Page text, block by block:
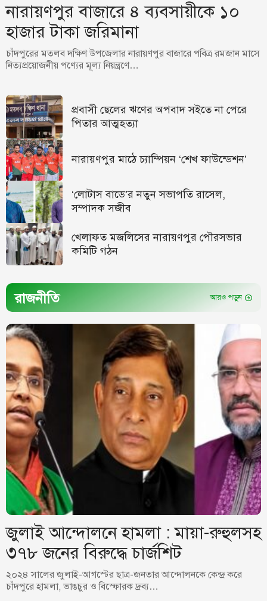
নারায়ণপুর বাজারে ৪ ব্যবসায়ীকে ১০
হাজার টাকা জরিমানা
চাঁদপুরের মতলব দক্ষিণ উপজেলার নারায়ণপুর বাজারে পবিত্র রমজান মাসে
নিত্যপ্রয়োজনীয় পণ্যের মূল্য নিয়ন্ত্রণে…
প্রবাসী ছেলের ঋণের অপবাদ সইতে না পেরে
পিতার আত্মহত্যা
নারায়ণপুর মাঠে চ্যাম্পিয়ন ‘শেখ ফাউন্ডেশন’
‘লোটাস বাডে’র নতুন সভাপতি রাসেল,
সম্পাদক সজীব
খেলাফত মজলিসের নারায়ণপুর পৌরসভার
কমিটি গঠন
রাজনীতি আরও পড়ুন
জুলাই আন্দোলনে হামলা : মায়া-রুহুলসহ
৩৭৮ জনের বিরুদ্ধে চার্জশিট
২০২৪ সালের জুলাই-আগস্টের ছাত্র-জনতার আন্দোলনকে কেন্দ্র করে
চাঁদপুরে হামলা, ভাঙচুর ও বিস্ফোরক দ্রব্য…